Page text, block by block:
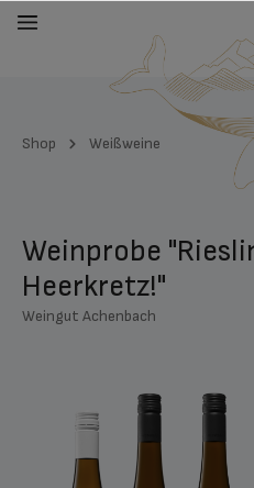
springen
Shop Weißweine
Weinprobe
Heerkretz!"
Weingut Achenbach